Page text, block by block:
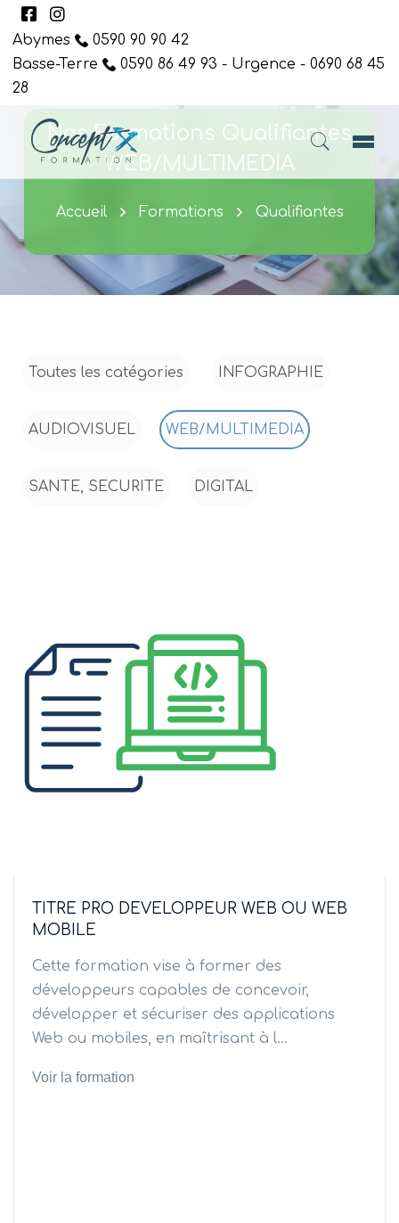
Abymes
0590 90 90 42
Basse-Terre
0590 86 49 93 - Urgence - 0690 68 45
28
Nos Formations Qualifiantes
WEB/MULTIMEDIA
Accueil Formations Qualifiantes
Toutes les catégories INFOGRAPHIE
AUDIOVISUEL WEB/MULTIMEDIA
SANTE, SECURITE DIGITAL
TITRE PRO DEVELOPPEUR WEB OU WEB
MOBILE
Cette formation vise à former des
développeurs capables de concevoir,
développer et sécuriser des applications
Web ou mobiles, en maîtrisant à l...
Voir la formation